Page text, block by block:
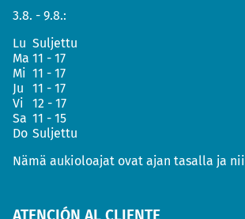
3.8. - 9.8.:
Lu Suljettu
Ma 11 - 17
Mi 11 - 17
Ju
11 - 17
Vi
12 - 17
Sa 11 - 15
Do Suljettu
Nämä aukioloajat ovat ajan tasalla ja